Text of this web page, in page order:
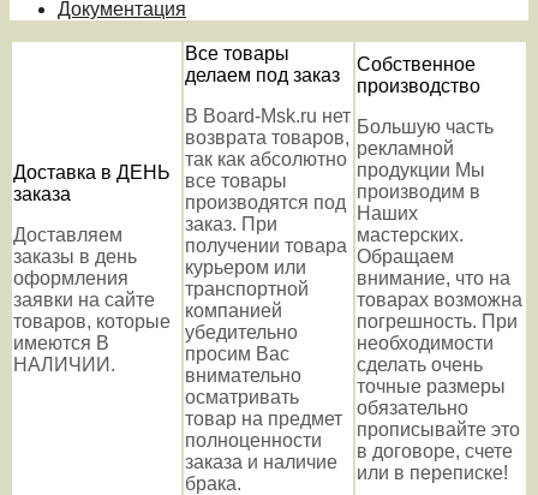
Документация
Доставка в ДЕНЬ
заказа
Доставляем
заказы в день
оформления
заявки на сайте
товаров, которые
имеются В
НАЛИЧИИ.
Все товары
делаем под заказ
В Board-Msk.ru нет
возврата товаров,
так как абсолютно
все товары
производятся под
заказ. При
получении товара
курьером или
транспортной
компанией
убедительно
просим Вас
внимательно
осматривать
товар на предмет
полноценности
заказа и наличие
брака.
Собственное
производство
Большую часть
рекламной
продукции Мы
производим в
Наших
мастерских.
Обращаем
внимание, что на
товарах возможна
погрешность. При
необходимости
сделать очень
точные размеры
обязательно
прописывайте это
в договоре, счете
или в переписке!